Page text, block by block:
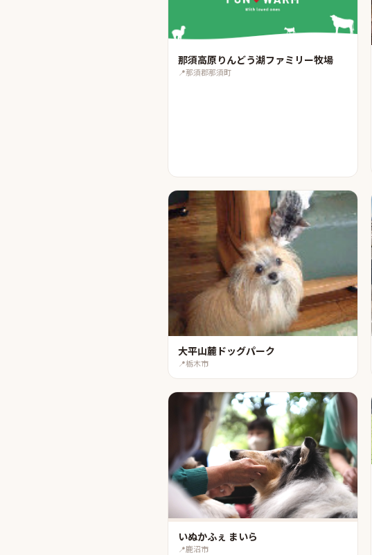
那須高原りんどう湖ファミリー牧場
📍那須郡那須町
大平山麓ドッグパーク
📍栃木市
いぬかふぇ まいら
📍鹿沼市